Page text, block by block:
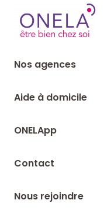
Nos agences
Aide à domicile
ONELApp
Contact
Nous rejoindre